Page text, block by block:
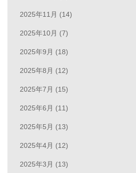
2025年11月 (14)
2025年10月 (7)
2025年9月 (18)
2025年8月 (12)
2025年7月 (15)
2025年6月 (11)
2025年5月 (13)
2025年4月 (12)
2025年3月 (13)